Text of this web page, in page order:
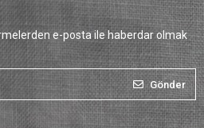
e-posta ile haberdar olmak
Gönder